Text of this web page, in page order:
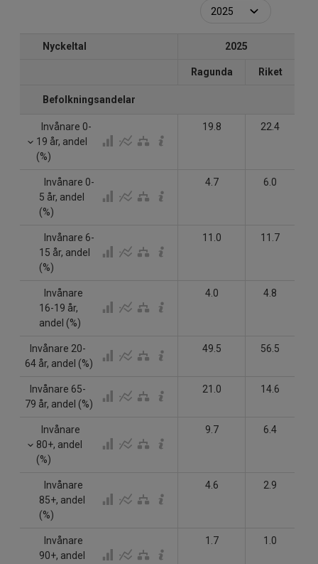
Nyckeltal 2025
Ragunda Riket
Befolkningsandelar
Invånare 0-
19 år, andel
(%)
19.8 22.4
Invånare 0-
5 år, andel
(%)
4.7 6.0
Invånare 6-
15 år, andel
(%)
11.0 11.7
Invånare
16-19 år,
andel (%)
4.0 4.8
Invånare 20-
64 år, andel (%)
49.5 56.5
Invånare 65-
79 år, andel (%)
21.0 14.6
Invånare
80+, andel
(%)
9.7 6.4
Invånare
85+, andel
(%)
4.6 2.9
Invånare
90+, andel
1.7 1.0